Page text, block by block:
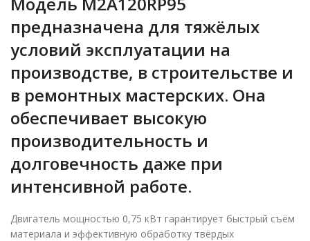
предназначена для тяжёлых
условий эксплуатации на
производстве, в строительстве и
в ремонтных мастерских. Она
обеспечивает высокую
производительность и
долговечность даже при
интенсивной работе.
Двигатель мощностью 0,75 кВт гарантирует быстрый съём
материала и эффективную обработку твёрдых